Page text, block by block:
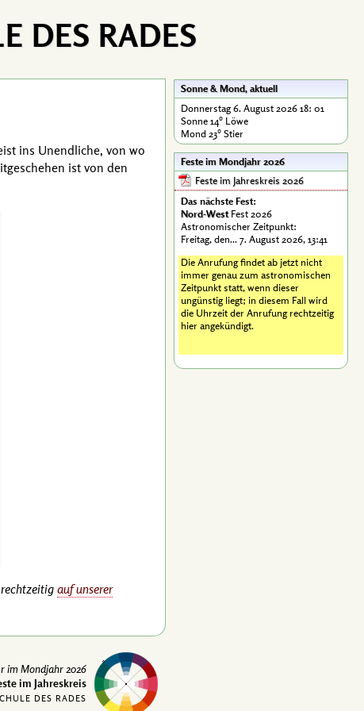
DES RADES
ins Unendliche, von wo
ist von den
auf unserer
Sonne & Mond, aktuell
Donnerstag 6.August 202618: 01
Sonne 14° Löwe
Mond 23° Stier
Feste im Mondjahr 2026
Feste im Jahreskreis 2026
Das nächste Fest:
Nord-WestFest 2026
Astronomischer Zeitpunkt:
Freitag, den... 7. August 2026, 13:41
Die Anrufung findet ab jetzt nicht
immer genau zum astronomischen
Zeitpunkt statt, wenn dieser
ungünstig liegt; in diesem Fall wird
die Uhrzeit der Anrufung rechtzeitig
hier angekündigt.
im Mondjahr 2026
im Jahreskreis
DES RADES